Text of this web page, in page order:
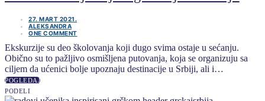
27. MART 2021.
ALEKSANDRA
ONE COMMENT
Ekskurzije su deo školovanja koji dugo svima ostaje u sećanju.
Obično su to pažljivo osmišljena putovanja, koja se organizuju sa
ciljem da ućenici bolje upoznaju destinacije u Srbiji, ali i…
POGLEDAJ
PODELI